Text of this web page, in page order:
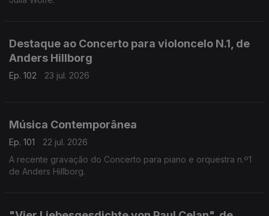
Destaque ao Concerto para violoncelo N.1, de
Anders Hillborg
Ep. 102 23 jul. 2026
Música Contemporânea
Ep. 101
22 jul. 2026
A recente gravação do Concerto para piano e orquestra n.º1
de Anders Hillborg.